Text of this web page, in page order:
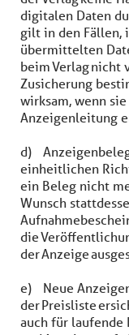
digitalen Daten
gilt in den Fällen,
übermittelten
beim Verlag nicht
Zusicherung
wirksam, wenn
Anzeigenleitung
d)
einheitlichen
ein Beleg nicht
Wunsch
die
der Anzeige
e) Neue
der Preisliste
auch für laufende